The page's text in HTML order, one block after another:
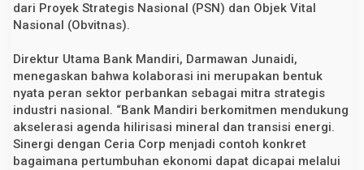
a
k
u
g
H
i
l
i
r
dari Proyek Strategis Nasional (PSN) dan Objek Vital
Nasional (Obvitnas).
Direktur Utama Bank Mandiri, Darmawan Junaidi,
menegaskan bahwa kolaborasi ini merupakan bentuk
nyata peran sektor perbankan sebagai mitra strategis
industri nasional. “Bank Mandiri berkomitmen mendukung
akselerasi agenda hilirisasi mineral dan transisi energi.
Sinergi dengan Ceria Corp menjadi contoh konkret
bagaimana pertumbuhan ekonomi dapat dicapai melalui